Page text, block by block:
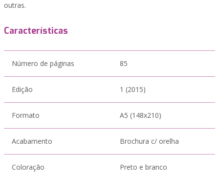
outras.
Características
Número de páginas 85
Edição 1 (2015)
Formato A5 (148x210)
Acabamento Brochura c/ orelha
Coloração Preto e branco